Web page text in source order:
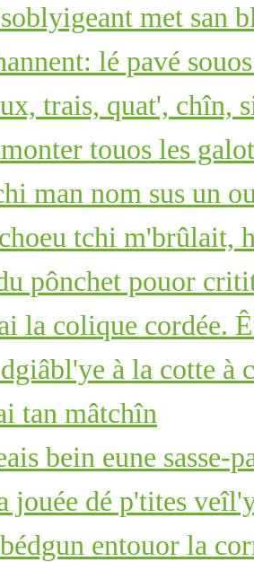
met san
lé pavé
trais, quat', chîn,
touos les
man nom sus un
tchi m'brûlait,
pônchet pouor
la colique cordée.
à la cotte à
tan mâtchîn
bein eune sasse-
jouée dé p'tites
entouor la